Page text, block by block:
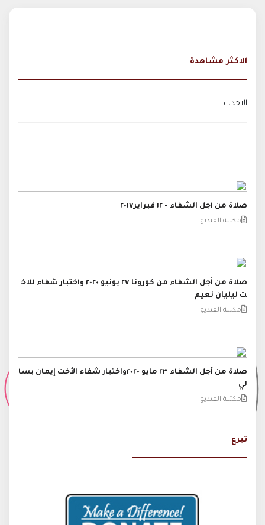
الاكثر مشاهدة
الاحدث
صلاة من اجل الشفاء - ١٢ فبراير٢٠١٧
مكتبة الفيديو
صلاة من أجل الشفاء من كورونا ٢٧ يونيو ٢٠٢٠ واختبار شفاء للاخ
ت ليليان نعيم
مكتبة الفيديو
صلاة من أجل الشفاء ٢٣ مايو ٢٠٢٠واختبار شفاء الأخت إيمان بسا
لي
مكتبة الفيديو
تبرع